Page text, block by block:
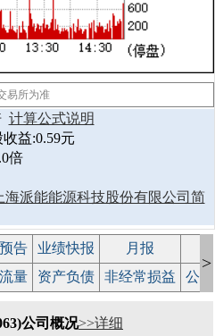
易所为准
计算公式说明
益:0.59元
倍
海派能能源科技股份有限公司简
告 业绩快报 月报
量 资产负债 非经常损益 公
>
公司概况>>详细